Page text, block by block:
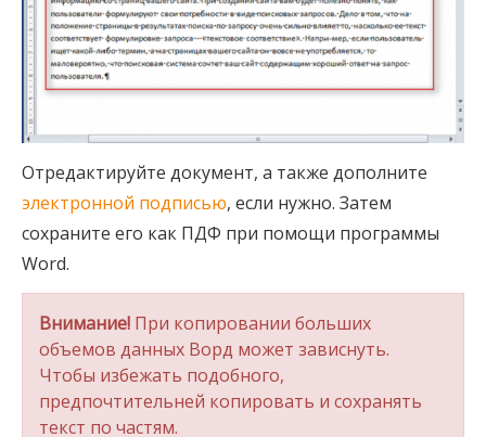
Отредактируйте документ, а также дополните
электронной подписью, если нужно. Затем
сохраните его как ПДФ при помощи программы
Word.
Внимание! При копировании больших
объемов данных Ворд может зависнуть.
Чтобы избежать подобного,
предпочтительней копировать и сохранять
текст по частям.